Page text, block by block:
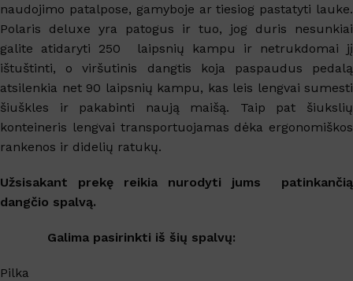
naudojimo patalpose, gamyboje ar tiesiog pastatyti lauke.
Polaris deluxe yra patogus ir tuo, jog duris nesunkiai
galite atidaryti 250 laipsnių kampu ir netrukdomai jį
ištuštinti, o viršutinis dangtis koja paspaudus pedalą
atsilenkia net 90 laipsnių kampu, kas leis lengvai sumesti
šiuškles ir pakabinti naują maišą. Taip pat šiukslių
konteineris lengvai transportuojamas dėka ergonomiškos
rankenos ir didelių ratukų.
Užsisakant prekę reikia nurodyti jums patinkančią
dangčio spalvą.
Galima pasirinkti iš šių spalvų:
Pilka